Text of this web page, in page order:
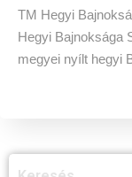
TM Hegyi
Hegyi Bajnoksága
megyei nyílt hegyi